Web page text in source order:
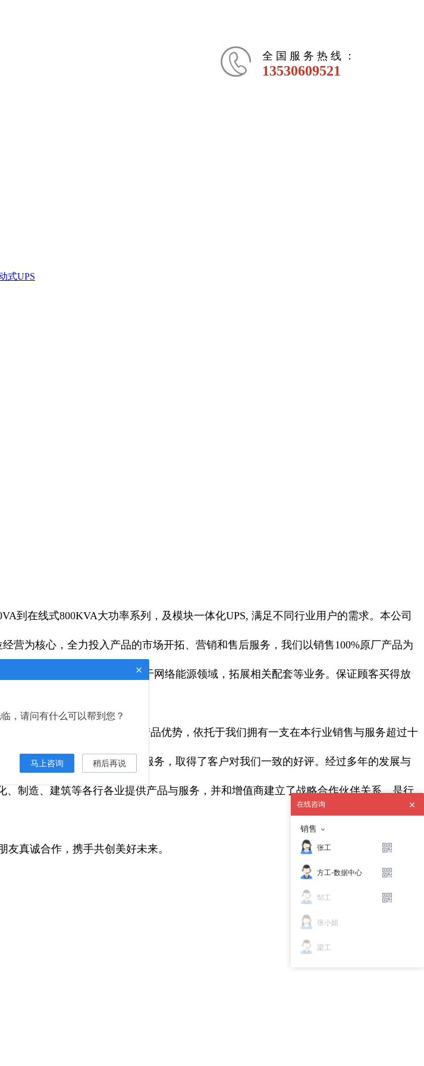
全 国 服 务 热 线 ：
13530609521
式UPS
到在线式800KVA大功率系列，及模块一体化UPS, 满足不同行业用户的需求。本公司
营为核心，全力投入产品的市场开拓、营销和售后服务，我们以销售100%原厂产品为
技术服务和创新，重点深耕于网络能源领域，拓展相关配套等业务。保证顾客买得放
源领域长期的技术积累和产品优势，依托于我们拥有一支在本行业销售与服务超过十
捷地为各行各业提供产品与服务，取得了客户对我们一致的好评。经过多年的发展与
制造、建筑等各行各业提供产品与服务，并和增值商建立了战略合作伙伴关系，是行
真诚合作，携手共创美好未来。
在线咨询
销售
张工
方工-数据中心
邹工
张小姐
梁工
，请问有什么可以帮到您？
马上咨询 稍后再说
×